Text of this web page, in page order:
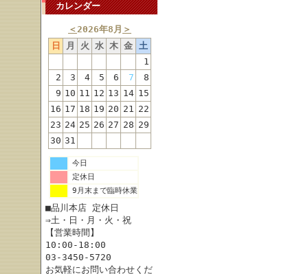
カレンダー
＜2026年8月 ＞
日
月 火 水 木 金 土
1
2
3 4 5 6 7
8
9 10 11 12 13 14 15
16 17 18 19 20 21 22
23 24 25 26 27 28 29
30 31
今日
定休日
9月末まで臨時休業
■品川本店 定休日
⇒土・日・月・火・祝
【営業時間】
10:00-18:00
03-3450-5720
お気軽にお問い合わせくだ